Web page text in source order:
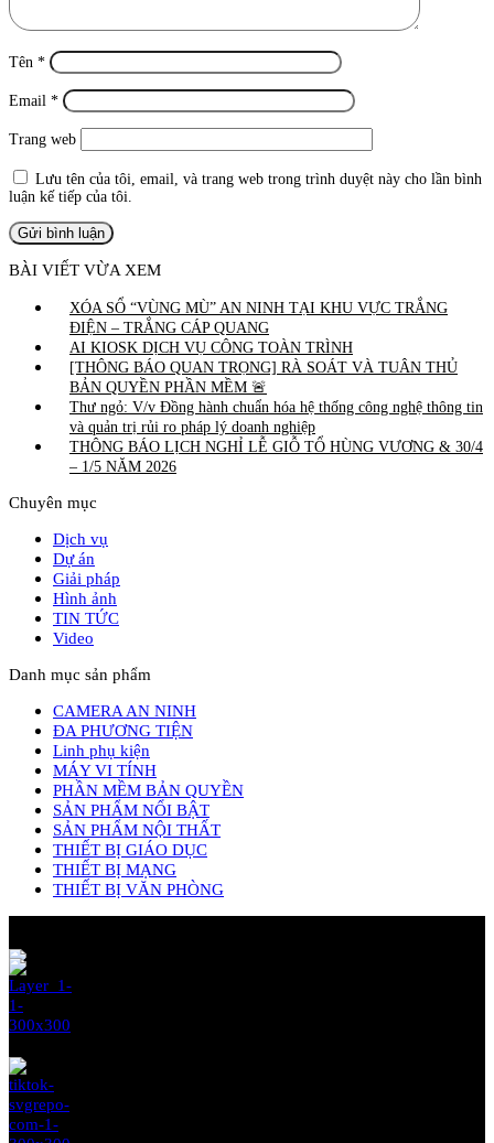
Tên *
Email *
Trang web
Lưu tên của tôi, email, và trang web trong trình duyệt này cho lần bình
luận kế tiếp của tôi.
BÀI VIẾT VỪA XEM
XÓA SỔ “VÙNG MÙ” AN NINH TẠI KHU VỰC TRẮNG
ĐIỆN – TRẮNG CÁP QUANG
AI KIOSK DỊCH VỤ CÔNG TOÀN TRÌNH
[THÔNG BÁO QUAN TRỌNG] RÀ SOÁT VÀ TUÂN THỦ
BẢN QUYỀN PHẦN MỀM 🚨
Thư ngỏ: V/v Đồng hành chuẩn hóa hệ thống công nghệ thông tin
và quản trị rủi ro pháp lý doanh nghiệp
THÔNG BÁO LỊCH NGHỈ LỄ GIỖ TỔ HÙNG VƯƠNG & 30/4
– 1/5 NĂM 2026
Chuyên mục
Dịch vụ
Dự án
Giải pháp
Hình ảnh
TIN TỨC
Video
Danh mục sản phẩm
CAMERA AN NINH
ĐA PHƯƠNG TIỆN
Linh phụ kiện
MÁY VI TÍNH
PHẦN MỀM BẢN QUYỀN
SẢN PHẨM NỔI BẬT
SẢN PHẨM NỘI THẤT
THIẾT BỊ GIÁO DỤC
THIẾT BỊ MẠNG
THIẾT BỊ VĂN PHÒNG